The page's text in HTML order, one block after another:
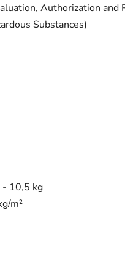
Authorization and
Substances)
- 10,5 kg
m²